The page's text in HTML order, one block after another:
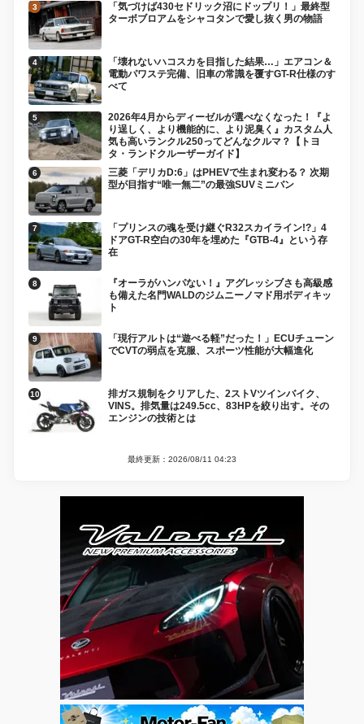
「気づけば430セドリック沼にドップリ！」最終型
ターボブロアムをシャコタンで愛し抜く男の物語
「壊れないハコスカを目指した結果…」エアコン＆
電動パワステ完備、旧車の常識を覆すGT-R仕様のす
べて
2026年4月からディーゼルが選べなくなった！『よ
り逞しく、より機能的に、より泥臭く』カスタム人
気も高いランクル250ってどんなクルマ？【トヨ
タ・ランドクルーザーガイド】
三菱「デリカD:6」はPHEVで生まれ変わる？ 次期
型が目指す“唯一無二”の最強SUVミニバン
「プリンスの魂を受け継ぐR32スカイライン!?」4
ドアGT-R空白の30年を埋めた『GTB-4』という存
在
『オーラがハンパない！』アグレッシブさも高級感
も備えた名門WALDのジムニーノマド用ボディキッ
ト
「現行アルトは“遊べる軽”だった！」ECUチューン
でCVTの弱点を克服、スポーツ性能が大幅進化
排ガス規制をクリアした、2ストVツインバイク、
VINS。排気量は249.5cc、83HPを絞り出す。その
エンジンの技術とは
最終更新：2026/08/11 04:23